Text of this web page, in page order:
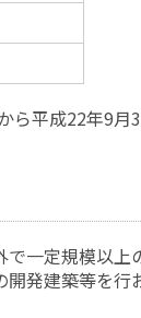
ら平成22年9月
一定規模以上
発建築等を行